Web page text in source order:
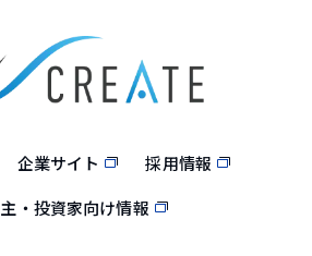
企業サイト
採用情報
・投資家向け情報